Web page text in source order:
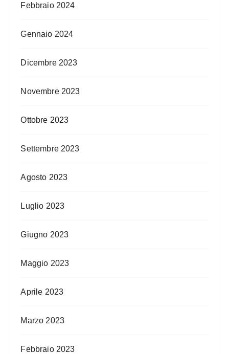
Febbraio 2024
Gennaio 2024
Dicembre 2023
Novembre 2023
Ottobre 2023
Settembre 2023
Agosto 2023
Luglio 2023
Giugno 2023
Maggio 2023
Aprile 2023
Marzo 2023
Febbraio 2023